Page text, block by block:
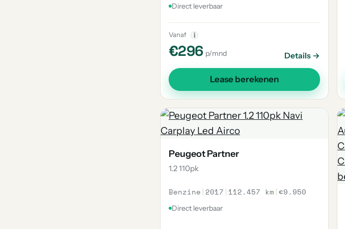
Direct leverbaar
Vanaf i
€296 p/mnd Details →
Lease berekenen
Peugeot Partner
1.2 110pk
Benzine | 2017 | 112.457 km |€9.950
Direct leverbaar